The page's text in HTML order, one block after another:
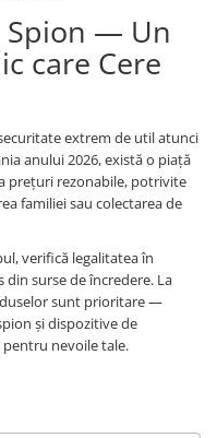
Spion — Un
care Cere
extrem de util atunci
anului 2026, există o piață
prețuri rezonabile, potrivite
familiei sau colectarea de
verifică legalitatea în
surse de încredere. La
sunt prioritare —
și dispozitive de
nevoile tale.